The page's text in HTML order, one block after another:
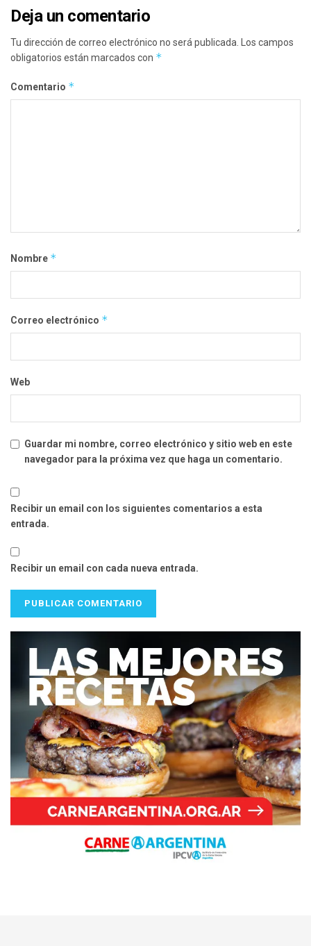
Deja un comentario
Tu dirección de correo electrónico no será publicada.
Los campos
obligatorios están marcados con *
Comentario *
Nombre *
Correo electrónico *
Web
Guardar mi nombre, correo electrónico y sitio web en este
navegador para la próxima vez que haga un comentario.
Recibir un email con los siguientes comentarios a esta
entrada.
Recibir un email con cada nueva entrada.